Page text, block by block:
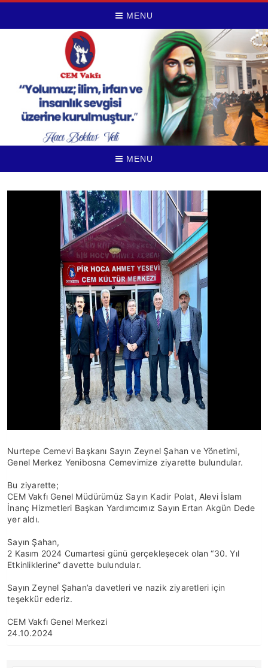
MENU
MENU
Nurtepe Cemevi Başkanı Sayın Zeynel Şahan ve Yönetimi,
Genel Merkez Yenibosna Cemevimize ziyarette bulundular.
Bu ziyarette;
CEM Vakfı Genel Müdürümüz Sayın Kadir Polat, Alevi İslam
İnanç Hizmetleri Başkan Yardımcımız Sayın Ertan Akgün Dede
yer aldı.
Sayın Şahan,
2 Kasım 2024 Cumartesi günü gerçekleşecek olan “30. Yıl
Etkinliklerine” davette bulundular.
Sayın Zeynel Şahan’a davetleri ve nazik ziyaretleri için
teşekkür ederiz.
CEM Vakfı Genel Merkezi
24.10.2024